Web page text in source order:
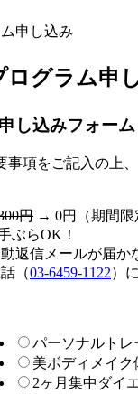
申し込み
ログラム申
し込みフォーム
事項をご記入の上
円 → 0円（期間限
ぶらOK！
返信メールが届か
（03-6459-1122）
パーソナルトレ
美ボディメイク
2ヶ月集中ダイ